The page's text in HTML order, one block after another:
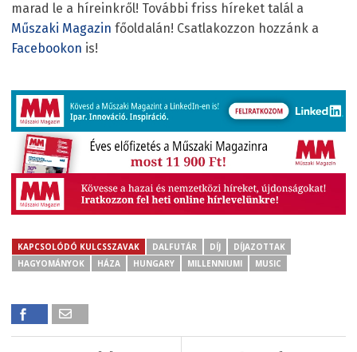
marad le a híreinkről! További friss híreket talál a
Műszaki Magazin főoldalán! Csatlakozzon hozzánk a
Facebookon is!
KAPCSOLÓDÓ KULCSSZAVAK DALFUTÁR DÍJ
DÍJAZOTTAK
HAGYOMÁNYOK
HÁZA HUNGARY MILLENNIUMI MUSIC